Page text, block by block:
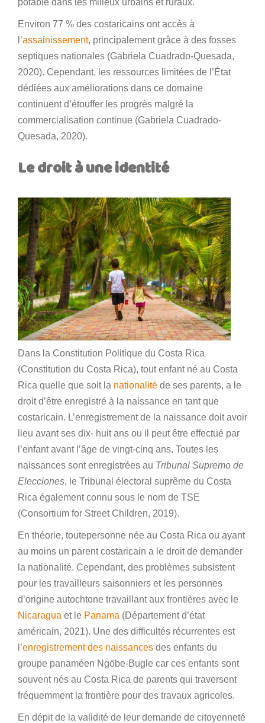
potable dans les milieux urbains et ruraux.
Environ 77 % des costaricains ont accès à
l’assainissement, principalement grâce à des fosses
septiques nationales (Gabriela Cuadrado-Quesada,
2020). Cependant, les ressources limitées de l’État
dédiées aux améliorations dans ce domaine
continuent d’étouffer les progrès malgré la
commercialisation continue (Gabriela Cuadrado-
Quesada, 2020).
Le droit à une identité
Dans la Constitution Politique du Costa Rica
(Constitution du Costa Rica), tout enfant né au Costa
Rica quelle que soit la nationalité de ses parents, a le
droit d’être enregistré à la naissance en tant que
costaricain. L’enregistrement de la naissance doit avoir
lieu avant ses dix- huit ans ou il peut être effectué par
l’enfant avant l’âge de vingt-cinq ans. Toutes les
naissances sont enregistrées au Tribunal Supremo de
Elecciones, le Tribunal électoral suprême du Costa
Rica également connu sous le nom de TSE
(Consortium for Street Children, 2019).
En théorie, toutepersonne née au Costa Rica ou ayant
au moins un parent costaricain a le droit de demander
la nationalité. Cependant, des problèmes subsistent
pour les travailleurs saisonniers et les personnes
d’origine autochtone travaillant aux frontières avec le
Nicaragua et le Panama (Département d’état
américain, 2021). Une des difficultés récurrentes est
l’enregistrement des naissances des enfants du
groupe panaméen Ngöbe-Bugle car ces enfants sont
souvent nés au Costa Rica de parents qui traversent
fréquemment la frontière pour des travaux agricoles.
En dépit de la validité de leur demande de citoyenneté